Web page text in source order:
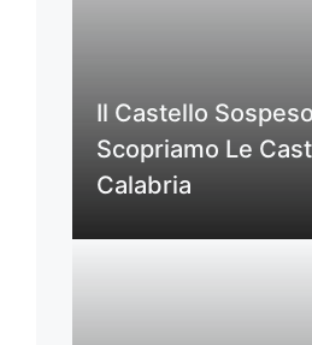
Il Castello
Scopriamo Le
Calabria